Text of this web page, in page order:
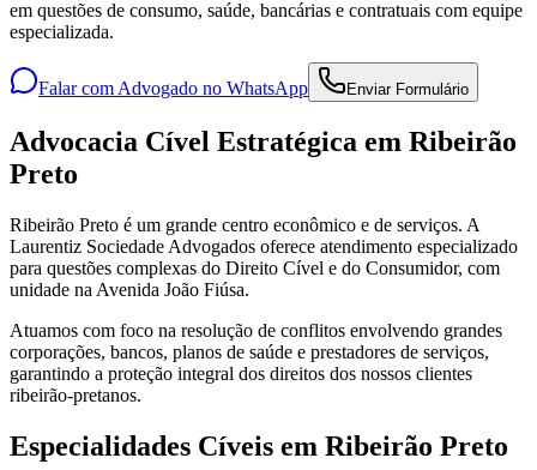
em questões de consumo, saúde, bancárias e contratuais com equipe
especializada.
Falar com Advogado no WhatsApp Enviar Formulário
Advocacia Cível Estratégica em Ribeirão
Preto
Ribeirão Preto é um grande centro econômico e de serviços. A
Laurentiz Sociedade Advogados oferece atendimento especializado
para questões complexas do Direito Cível e do Consumidor, com
unidade na Avenida João Fiúsa.
Atuamos com foco na resolução de conflitos envolvendo grandes
corporações, bancos, planos de saúde e prestadores de serviços,
garantindo a proteção integral dos direitos dos nossos clientes
ribeirão-pretanos.
Especialidades Cíveis em Ribeirão Preto